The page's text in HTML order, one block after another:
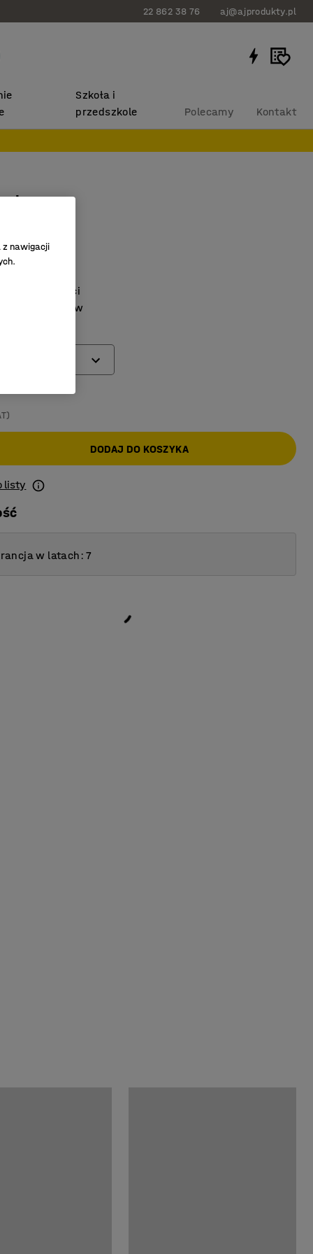
22 862 38 76 aj@ajprodukty.pl
Szkoła i
przedszkole
Polecamy Kontakt
600 mm
długości
ścian i sufitów
DODAJ DO KOSZYKA
listy
w latach: 7
z nawigacji